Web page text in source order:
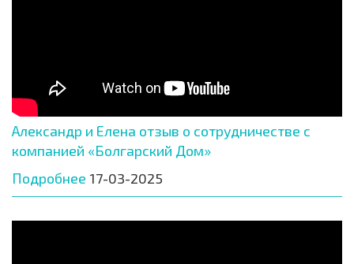
Александр и Елена отзыв о сотрудничестве с
компанией «Болгарский Дом»
Подробнее 17-03-2025